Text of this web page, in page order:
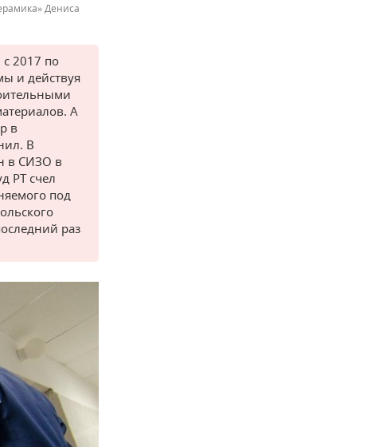
Дениса
с 2017 по
и действуя
А
в
В
в СИЗО в
РТ счел
под
раз